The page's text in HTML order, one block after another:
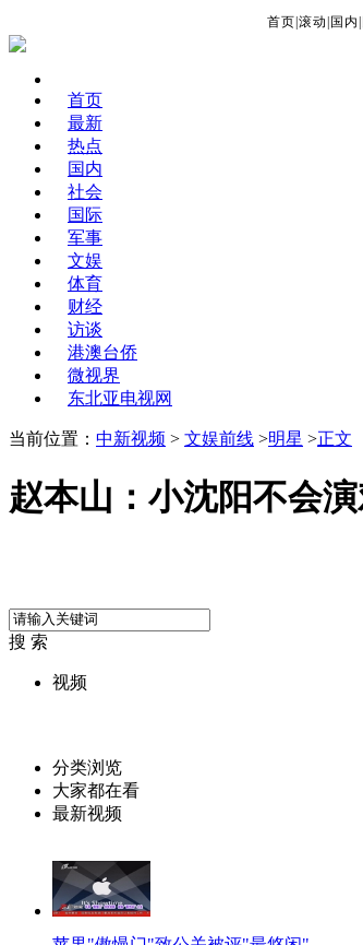
首页 滚动 国内
首页
最新
热点
国内
社会
国际
军事
文娱
体育
财经
访谈
港澳台侨
微视界
东北亚电视网
当前位置： 中新视频 > 文娱前线 >明星 >正文
赵本山：小沈阳不会
搜 索
视频
分类浏览
大家都在看
最新视频